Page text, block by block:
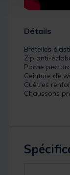
Détails
Bretelles
Zip anti-
Poche
Ceinture de
Guêtres
Chaussons